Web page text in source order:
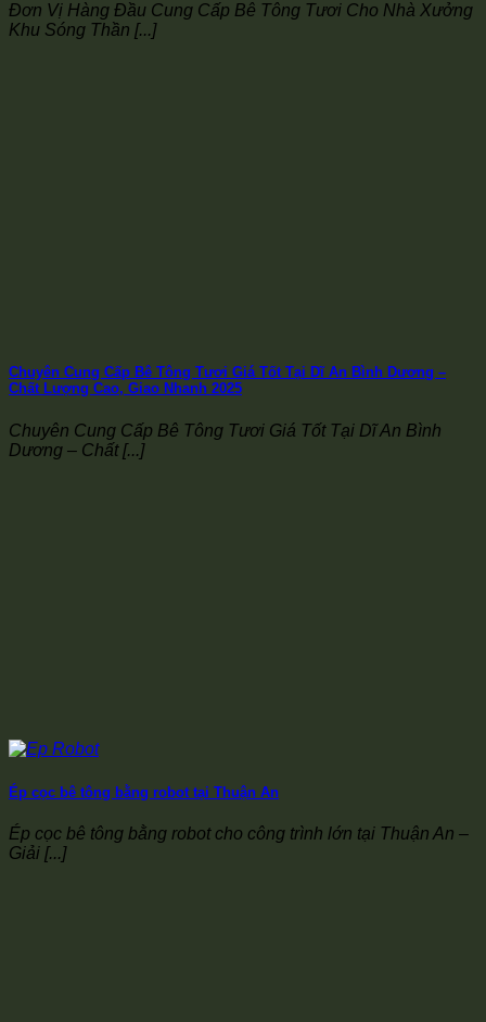
Đơn Vị Hàng Đầu Cung Cấp Bê Tông Tươi Cho Nhà Xưởng
Khu Sóng Thần [...]
Chuyên Cung Cấp Bê Tông Tươi Giá Tốt Tại Dĩ An Bình Dương –
Chất Lượng Cao, Giao Nhanh 2025
Chuyên Cung Cấp Bê Tông Tươi Giá Tốt Tại Dĩ An Bình
Dương – Chất [...]
Ép cọc bê tông bằng robot tại Thuận An
Ép cọc bê tông bằng robot cho công trình lớn tại Thuận An –
Giải [...]